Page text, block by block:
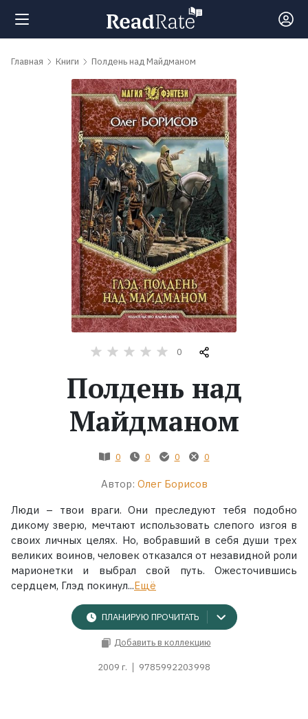
Поиск
Рейтинги
обсуждаемые
Экранизации
Главная Книги Полдень над Майдманом
0
Полдень над
Майдманом
0 0 0 0
Автор: Олег Борисов
Люди – твои враги. Они преследуют тебя подобно
дикому зверю, мечтают использовать слепого изгоя в
своих личных целях. Но, вобравший в себя души трех
великих воинов, человек отказался от незавидной роли
марионетки и выбрал свой путь. Ожесточившись
сердцем, Глэд покинул...Ещё
ПЛАНИРУЮ ПРОЧИТАТЬ
Добавить в коллекцию
2009 г. 9785992203998